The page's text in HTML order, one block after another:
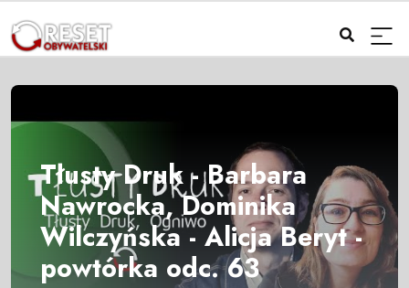
Tłusty Druk - Barbara
Nawrocka, Dominika
Wilczyńska - Alicja Beryt -
powtórka odc. 63